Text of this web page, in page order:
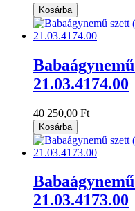
Kosárba
21.03.4174.00
40 250,00 Ft
Kosárba
21.03.4173.00